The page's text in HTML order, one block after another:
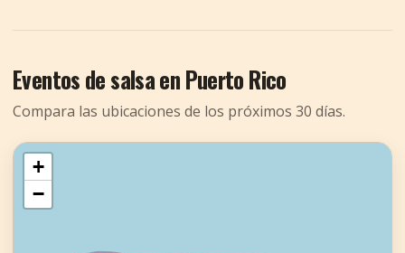
Eventos de salsa en Puerto Rico
Compara las ubicaciones de los próximos 30 días.
+
−